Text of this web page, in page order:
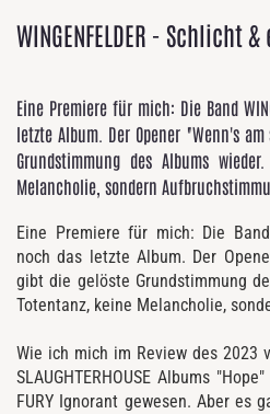
WINGENFELDER - Schlicht
Eine Premiere für mich: Die Band
letzte Album. Der Opener "Wenn's
Grundstimmung des Albums
Melancholie, sondern
Eine Premiere für mich: Die Band
noch das letzte Album. Der
gibt die gelöste Grundstimmung
Totentanz, keine Melancholie,
Wie ich mich im Review des 2023
SLAUGHTERHOUSE Albums
FURY Ignorant gewesen. Aber es